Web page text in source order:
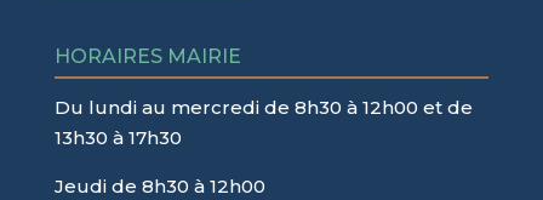
HORAIRES MAIRIE
Du lundi au mercredi de 8h30 à 12h00 et de
13h30 à 17h30
Jeudi de 8h30 à 12h00